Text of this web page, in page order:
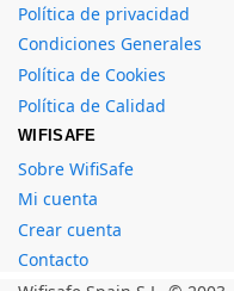
Política de privacidad
Condiciones Generales
Política de Cookies
Política de Calidad
WIFISAFE
Sobre WifiSafe
Mi cuenta
Crear cuenta
Contacto